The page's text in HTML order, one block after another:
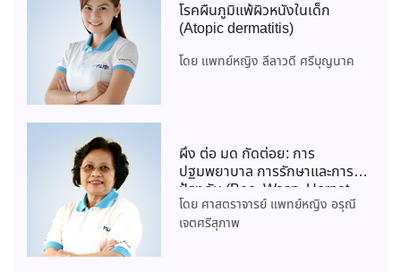
โรคผื่นภูมิแพ้ผิวหนังในเด็ก
(Atopic dermatitis)
โดย แพทย์หญิง ลีลาวดี ศรีบุญนาค
ผึ้ง ต่อ มด กัดต่อย: การ
ปฐมพยาบาล การรักษาและการ
ป้องกัน (Bee, Wasp, Hornet,
and Ant stings)
โดย ศาสตราจารย์ แพทย์หญิง อรุณี
เจตศรีสุภาพ